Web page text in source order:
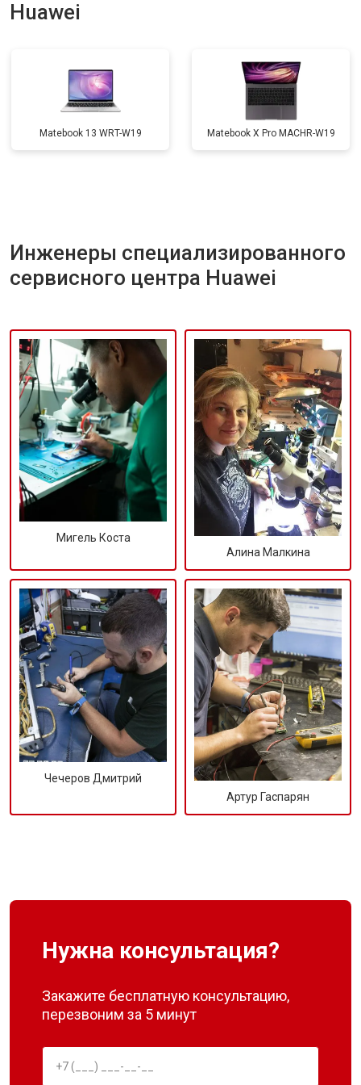
Замена материнской платы
Huawei
Matebook 13 WRT-W19 Matebook X Pro MACHR-W19
Инженеры специализированного
сервисного центра Huawei
Мигель Коста
Алина Малкина
Чечеров Дмитрий
Артур Гаспарян
Нужна консультация?
Закажите бесплатную консультацию,
перезвоним за 5 минут